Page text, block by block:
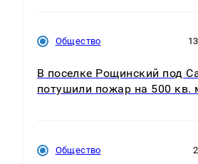
Общество
В поселке Рощинский под
потушили пожар на 500 кв.
Общество